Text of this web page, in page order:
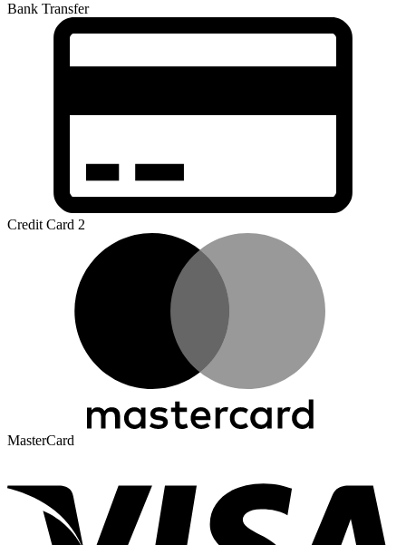
Bank Transfer
Credit Card 2
MasterCard